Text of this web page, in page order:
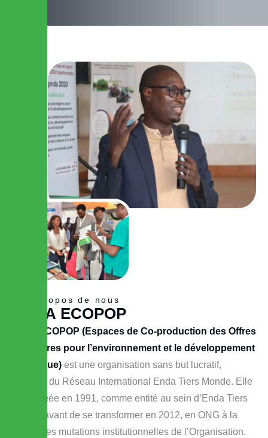
A propos de nous
A ECOPOP
Enda ECOPOP (Espaces de Co-production des Offres
Populaires pour l’environnement et le développement
en Afrique) est une organisation sans but lucratif,
membre du Réseau International Enda Tiers Monde. Elle
a été créée en 1991, comme entité au sein d’Enda Tiers
monde avant de se transformer en 2012, en ONG à la
faveur des mutations institutionnelles de l’Organisation.